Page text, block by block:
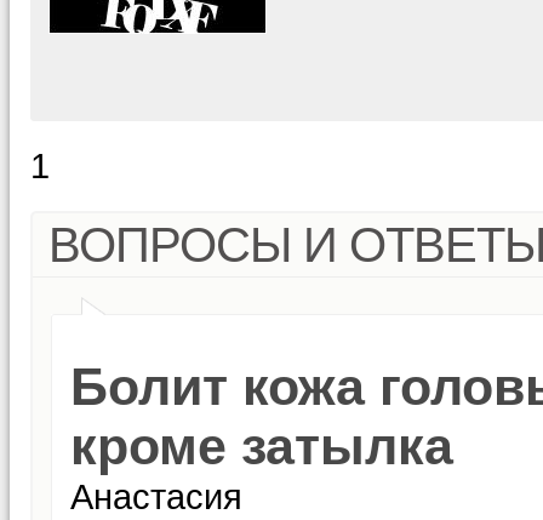
1
ВОПРОСЫ И
Болит кожа
кроме затылка
Анастасия